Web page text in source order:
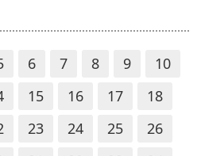
6 7 8 9
10
15 16 17
18
23 24 25
26